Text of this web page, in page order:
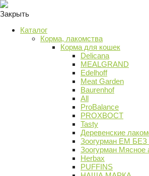
Закрыть
Каталог
Корма, лакомства
Корма для кошек
Delicana
MEALGRAND
Edelhoff
Meat Garden
Baurenhof
All
ProBalance
PROХВОСТ
Tasty
Деревенские
Зоогурман ЕМ
Зоогурман Мясное
Herbax
PUFFINS